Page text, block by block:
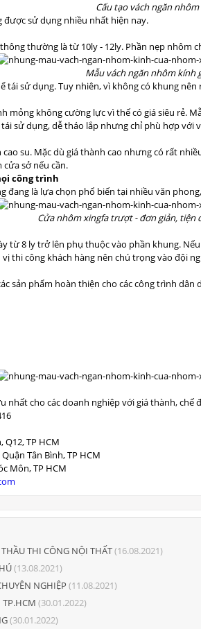
Cấu tạo vách ngăn
được sử dụng nhiều nhất hiện nay.
thường là từ 10ly - 12ly. Phần nẹp nhôm
Mẫu vách ngăn nhôm kính
tái sử dụng. Tuy nhiên, vì không có khung
mỏng không cường lực vì thế có giá siêu
sử dụng, dễ tháo lắp nhưng chỉ phù hợp với
su. Mặc dù giá thành cao nhưng có rất
cửa sở nếu cần.
công trình
đang là lựa chọn phổ biến tại nhiều văn
Cửa nhôm xingfa trượt - đơn giản, tiện
từ 8 ly trở lên phụ thuộc vào phần khung.
thi công khách hàng nên chú trọng vào đội
sản phẩm hoàn thiện cho các công trình
nhất cho các doanh nghiệp với giá thành,
Q12, TP HCM
Tân Bình, TP HCM
Môn, TP HCM
THI CÔNG NỘI THẤT(16.08.2021)
(13.08.2021)
NGHIỆP (11.08.2021)
TP.HCM (30.01.2022)
(30.01.2022)